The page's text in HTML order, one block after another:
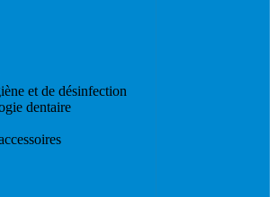
et de désinfection
dentaire